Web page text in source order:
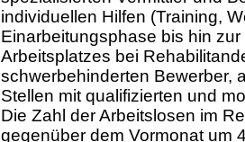
individuellen Hilfen (Training,
Einarbeitungsphase bis hin
Arbeitsplatzes bei
schwerbehinderten Bewerber,
Stellen mit qualifizierten und
Die Zahl der Arbeitslosen im
gegenüber dem Vormonat um